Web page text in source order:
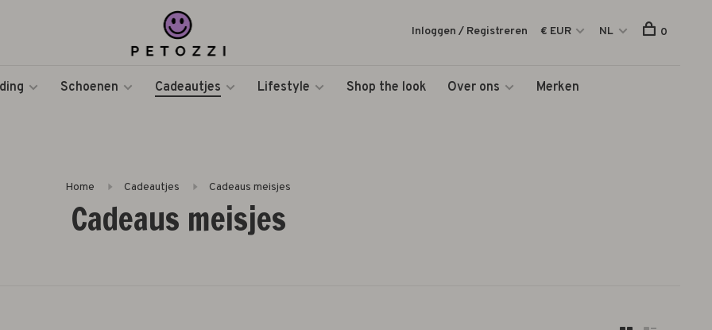
Schoenen Cadeautjes Lifestyle Shop the look Over ons Merken
Inloggen / Registreren € EUR NL 0
Home Cadeautjes Cadeaus meisjes
Cadeaus meisjes